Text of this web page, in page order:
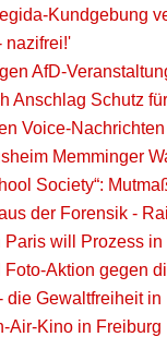
Kundgebung
nazifrei!'
AfD-
Anschlag Schutz
Voice-
Memminger
Society“:
der Forensik -
will Prozess in
Foto-Aktion gegen
die Gewaltfreiheit in
Air-Kino in